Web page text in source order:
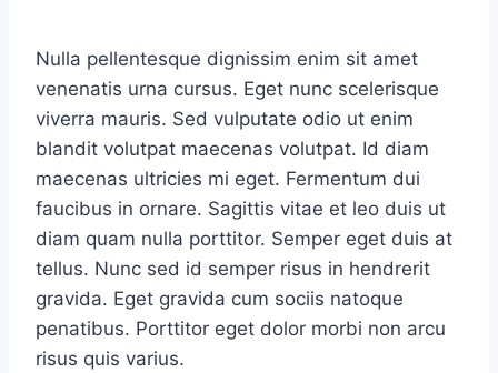
Nulla pellentesque dignissim enim sit amet
venenatis urna cursus. Eget nunc scelerisque
viverra mauris. Sed vulputate odio ut enim
blandit volutpat maecenas volutpat. Id diam
maecenas ultricies mi eget. Fermentum dui
faucibus in ornare. Sagittis vitae et leo duis ut
diam quam nulla porttitor. Semper eget duis at
tellus. Nunc sed id semper risus in hendrerit
gravida. Eget gravida cum sociis natoque
penatibus. Porttitor eget dolor morbi non arcu
risus quis varius.